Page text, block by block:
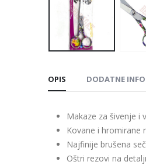
OPIS DODATNE
Makaze za šivenje i
Kovane i hromirane
Najfinije brušena
Oštri rezovi na